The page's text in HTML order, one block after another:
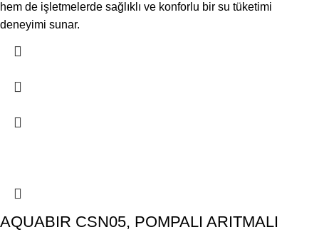
hem de işletmelerde sağlıklı ve konforlu bir su tüketimi
deneyimi sunar.
AQUABIR CSN05, POMPALI ARITMALI